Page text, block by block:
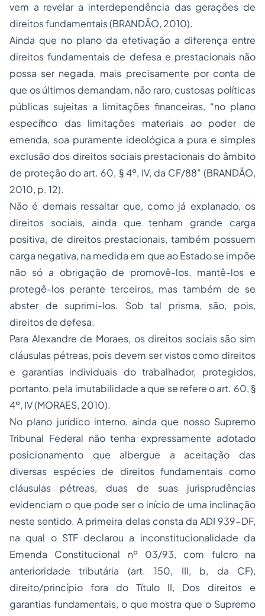
vem a revelar a interdependência das gerações de
direitos fundamentais (BRANDÃO, 2010).
Ainda que no plano da efetivação a diferença entre
direitos fundamentais de defesa e prestacionais não
possa ser negada, mais precisamente por conta de
que os últimos demandam, não raro, custosas políticas
públicas sujeitas a limitações financeiras, “no plano
específico das limitações materiais ao poder de
emenda, soa puramente ideológica a pura e simples
exclusão dos direitos sociais prestacionais do âmbito
de proteção do art. 60, § 4º, IV, da CF/88” (BRANDÃO,
2010, p. 12).
Não é demais ressaltar que, como já explanado, os
direitos sociais, ainda que tenham grande carga
positiva, de direitos prestacionais, também possuem
carga negativa, na medida em que ao Estado se impõe
não só a obrigação de promovê-los, mantê-los e
protegê-los perante terceiros, mas também de se
abster de suprimi-los. Sob tal prisma, são, pois,
direitos de defesa.
Para Alexandre de Moraes, os direitos sociais são sim
cláusulas pétreas, pois devem ser vistos como direitos
e garantias individuais do trabalhador, protegidos,
portanto, pela imutabilidade a que se refere o art. 60, §
4º, IV (MORAES, 2010).
No plano jurídico interno, ainda que nosso Supremo
Tribunal Federal não tenha expressamente adotado
posicionamento que albergue a aceitação das
diversas espécies de direitos fundamentais como
cláusulas pétreas, duas de suas jurisprudências
evidenciam o que pode ser o início de uma inclinação
neste sentido. A primeira delas consta da ADI 939-DF,
na qual o STF declarou a inconstitucionalidade da
Emenda Constitucional nº 03/93, com fulcro na
anterioridade tributária (art. 150, III, b, da CF),
direito/princípio fora do Título II, Dos direitos e
garantias fundamentais, o que mostra que o Supremo